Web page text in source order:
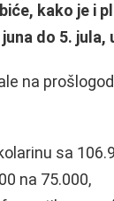
kako je i
do 5.
na
sa
na 75.000,